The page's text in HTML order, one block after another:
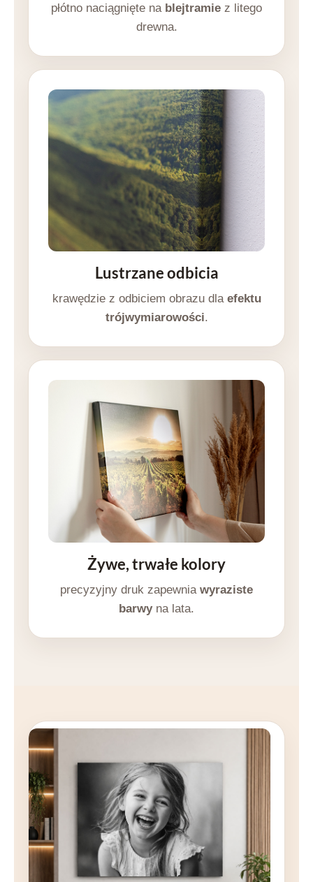
płótno naciągnięte na blejtramie z litego
drewna.
Lustrzane odbicia
krawędzie z odbiciem obrazu dla efektu
trójwymiarowości.
Żywe, trwałe kolory
precyzyjny druk zapewnia wyraziste
barwyna lata.